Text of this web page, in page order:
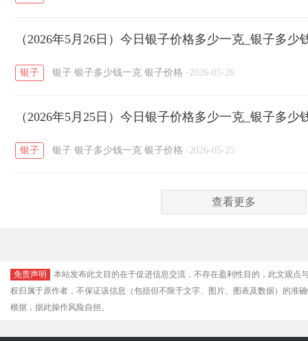
（2026年5月26日）今日银子价格多少一克_银子多少
银子 银子 银子多少钱一克 银子价格 · 2026-05-26
（2026年5月25日）今日银子价格多少一克_银子多少
银子 银子 银子多少钱一克 银子价格 · 2026-05-25
查看更多
免责声明
本站发布此文目的在于促进信息交流，不存在盈利性目的，此文观
权归属于原作者，不保证该信息（包括但不限于文字、图片、图表及数据）的准
根据，据此操作风险自担。